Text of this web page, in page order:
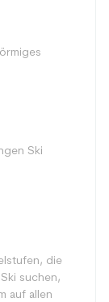
Ski
die
suchen,
auf allen